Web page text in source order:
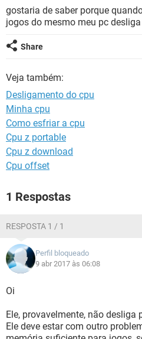
INSTAGRAM
GUIA DE COMPRAS
OUTLOOK
JOGOS
CELULAR
OUTLOOK
GUIA DE COMPRAS
gostaria de saber porque
jogos do mesmo meu pc
Share
Veja também:
Desligamento do cpu
Minha cpu
Como esfriar a cpu
Cpu z portable
Cpu z download
Cpu offset
1 Respostas
RESPOSTA 1 / 1
Perfil bloqueado
9 abr 2017 às 06:08
Oi
Ele, provavelmente, não desliga
Ele deve estar com outro